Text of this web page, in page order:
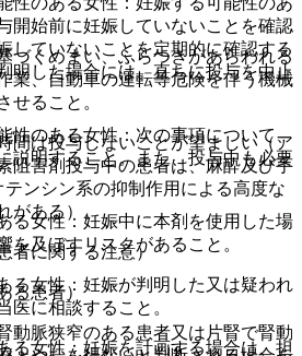
開始前に妊娠していないことを確認
していないことを定期的に確認する
明した場合には、直ちに投与を中止
性のある女性：次の事項について、
説明すること。また、投与中も必要
女性：妊娠中に本剤を使用した場
を及ぼすリスクがあること。
る女性：妊娠が判明した又は疑われ
医に相談すること。
女性：妊娠を計画する場合は、担
くめまい、ふらつきがあらわれる
業、自動車の運転等危険を伴う機械
せること。
は投与しないことが望ましい（ア
阻害剤投与中の患者は、麻酔及び手
ンシン系の抑制作用による高度な
がある）。
者に関する注意）
る患者）
動脈狭窄のある患者又は片腎で腎動